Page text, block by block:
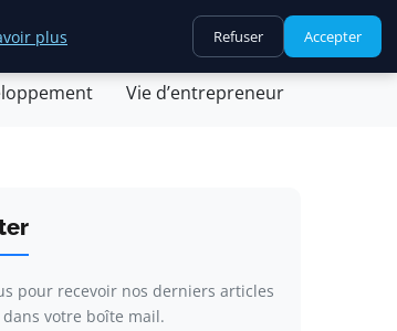
Juridique et fiscalité
Vie d’entrepreneur
pour recevoir nos derniers articles
votre boîte mail.
plus Refuser Accepter